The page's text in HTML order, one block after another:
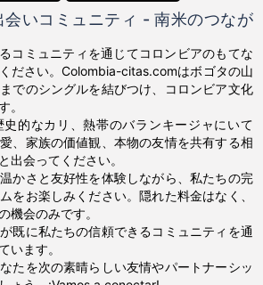
会いコミュニティ - 南米のつなが
コミュニティを通じてコロンビアのもてな
ださい。Colombia-citas.comはボゴタの山
でのシングルを結びつけ、コロンビア文化
。
的なカリ、熱帯のバランキージャにいて
、家族の価値観、本物の友情を共有する相
出会ってください。
かさと友好性を体験しながら、私たちの完
をお楽しみください。隠れた料金はなく、
機会のみです。
既に私たちの信頼できるコミュニティを通
います。
たを次の素晴らしい友情やパートナーシッ